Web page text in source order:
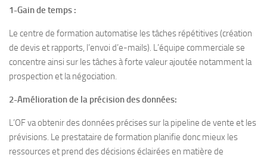
1-Gain de temps :
Le centre de formation automatise les tâches répétitives (création
de devis et rapports, l’envoi d’e-mails). L’équipe commerciale se
concentre ainsi sur les tâches à forte valeur ajoutée notamment la
prospection et la négociation.
2-Amélioration de la précision des données:
L’OF va obtenir des données précises sur la pipeline de vente et les
prévisions. Le prestataire de formation planifie donc mieux les
ressources et prend des décisions éclairées en matière de